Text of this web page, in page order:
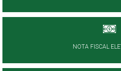
NOTA FISCAL